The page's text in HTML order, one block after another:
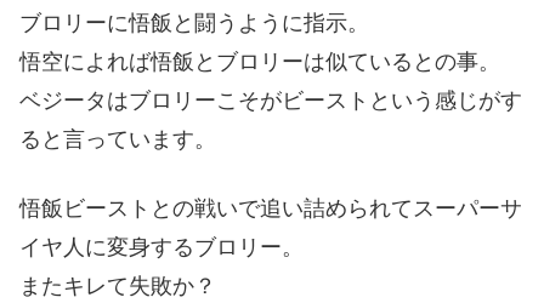
ブロリーに悟飯と闘うように指示。
悟空によれば悟飯とブロリーは似ているとの事。
ベジータはブロリーこそがビーストという感じがす
ると言っています。
悟飯ビーストとの戦いで追い詰められてスーパーサ
イヤ人に変身するブロリー。
またキレて失敗か？